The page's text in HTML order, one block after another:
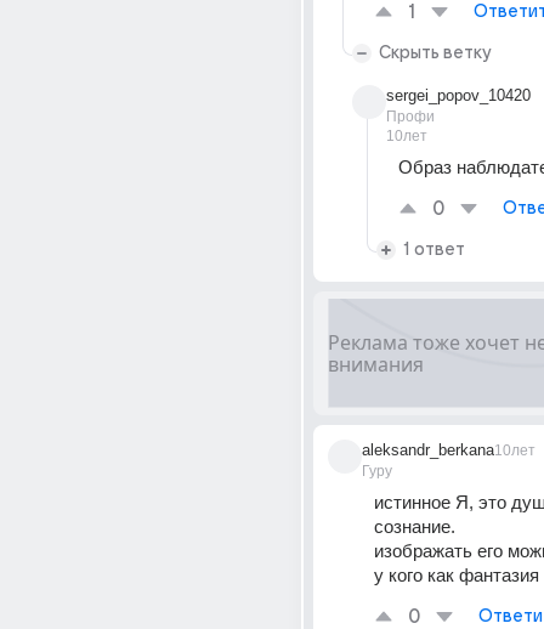
1
Скрыть ветку
sergei_popov_10420
Профи
10лет
Образ
0
1 ответ
aleksandr_berkana
Гуру
10лет
истинное Я, это
сознание.
изображать его
у кого как фантазия
0